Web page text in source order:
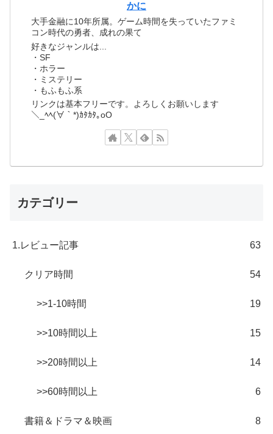
かに
大手金融に10年所属。ゲーム時間を失っていたファミ
コン時代の勇者、成れの果て
好きなジャンルは...
・SF
・ホラー
・ミステリー
・もふもふ系
リンクは基本フリーです。よろしくお願いします
＼_ﾍﾍ(∀｀*)ｶﾀｶﾀ｡oO
カテゴリー
1.レビュー記事 63
クリア時間 54
>>1-10時間 19
>>10時間以上 15
>>20時間以上 14
>>60時間以上 6
書籍＆ドラマ＆映画 8